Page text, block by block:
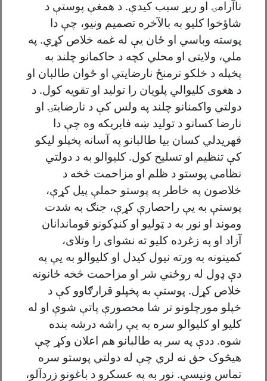
ناآرامۍ او ربړ سبب کيدې. د همغې پوستې د
شاؤخوا کليو به بالآخره تصميم ونيو، چې دا
پوسته وباسي او ځان يې له غمه خلاص کړي. په
ملي، ولايتى او محلي کچه د حاکمانو چلند به
پخپله د خلکو ترمنځ نارضايتي او ځوان طالبان او
د هغوى کليوالي پلويان را توليد او تقويه کول. د
دولتي واکمنانو چلند په ولس کې د نارضایتۍ او
نارضا کسانو د تولید ښه فابریکه وه چې دا
قهریدلي کسان بیا طالبانو په آسانه پخپلو لیکو
کې تنظیم او تسلیح کول. کليوالو به د دولتي
نظامي پوستو د ظلم او مزاحمت څخه د
خلاصون په خاطر په پوستو حملې پيل کړې،
پوستې به يې راحصارې کړې، جنګ به شدت
وموند او نور به د ټولیو او کنډکونو قوماندانان
آزاد او په زغرده کليو ته نشواى را وتلاى،
کمینونه به ورته نیول کیدل او کليوالو به يې په
دې ډول له روځني شر او مزاحمت څخه ځانونه
خلاص کړل. پوستې به پخپلو قرارګاوو کې د
خپلو مورچلونو تر شا محصورې پاتې شوې او له
کليو او کليوالو سره به يې راشه درشه بنده
شوه. ددې په سر به طالبانو هم اعلان وکړ چې
هيڅوک حق نه لري چې له دولتي پوستو سره
تماس ونيسي. نور به په عسکرو د باغونو زردآلو،